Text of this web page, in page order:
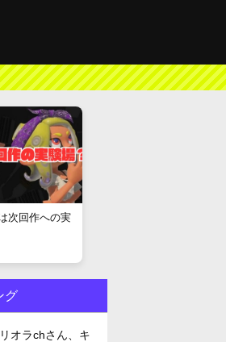
次回作への実
グ
オラchさん、キ